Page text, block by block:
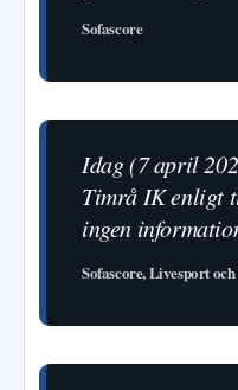
Sofascore
Idag (7 april
Timrå IK enligt
ingen
Sofascore, Livesport